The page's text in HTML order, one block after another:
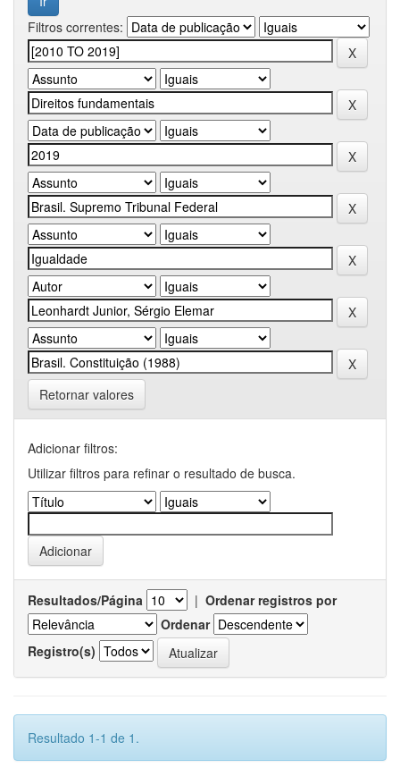
Filtros correntes:
Retornar valores
Adicionar filtros:
Utilizar filtros para refinar o resultado de busca.
Resultados/Página | Ordenar registros por
Ordenar
Registro(s)
Resultado 1-1 de 1.